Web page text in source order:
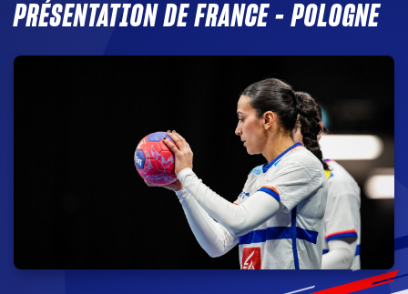
PRÉSENTATION DE FRANCE – POLOGNE